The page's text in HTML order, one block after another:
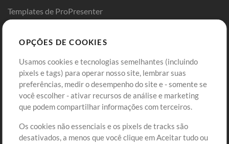
Templates de ProPresenter
Comprar Créditos
Conteúdo Grátis
Solicite uma Música
Extras
Entre
Cadastre-se
Ir ao carrinho
OPÇÕES DE COOKIES
Usamos cookies e tecnologias semelhantes (incluindo
pixels e tags) para operar nosso site, lembrar suas
preferências, medir o desempenho do site e - somente se
você escolher - ativar recursos de análise e marketing
que podem compartilhar informações com terceiros.
Os cookies não essenciais e os pixels de tracks são
desativados, a menos que você clique em Aceitar tudo ou